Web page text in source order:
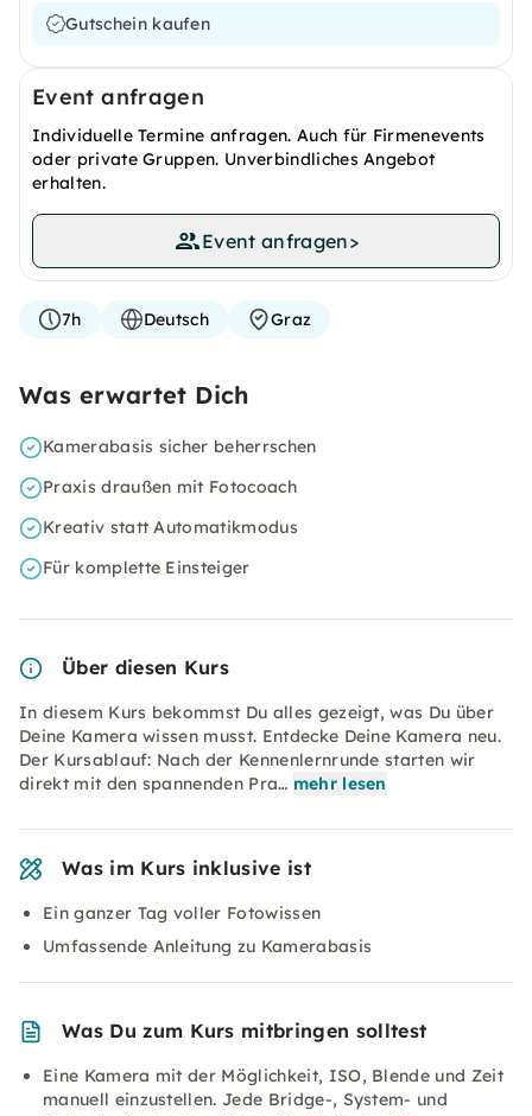
Gutschein kaufen
Event anfragen
Individuelle Termine anfragen. Auch für Firmenevents
oder private Gruppen. Unverbindliches Angebot
erhalten.
Event anfragen>
7h Deutsch Graz
Was erwartet Dich
Kamerabasis sicher beherrschen
Praxis draußen mit Fotocoach
Kreativ statt Automatikmodus
Für komplette Einsteiger
Über diesen Kurs
In diesem Kurs bekommst Du alles gezeigt, was Du über
Deine Kamera wissen musst. Entdecke Deine Kamera neu.
Der Kursablauf: Nach der Kennenlernrunde starten wir
direkt mit den spannenden Pra… mehr lesen
Was im Kurs inklusive ist
Ein ganzer Tag voller Fotowissen
Umfassende Anleitung zu Kamerabasis
Was Du zum Kurs mitbringen solltest
Eine Kamera mit der Möglichkeit, ISO, Blende und Zeit
manuell einzustellen. Jede Bridge-, System- und